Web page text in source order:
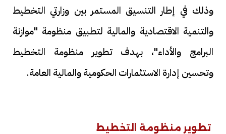
وذلك في إطار التنسيق المستمر بين وزارتي التخطيط
والتنمية الاقتصادية والمالية لتطبيق منظومة "موازنة
البرامج والأداء"، بهدف تطوير منظومة التخطيط
وتحسين إدارة الاستثمارات الحكومية والمالية العامة.
تطوير منظومة التخطيط